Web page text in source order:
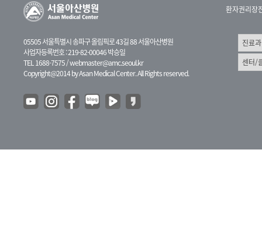
05505 서울특별시 송파구 올림픽로 43길 88 서울아산병원
사업자등록번호 : 219-82-00046 박승일
TEL 1688-7575 /webmaster@amc.seoul.kr
Copyright@2014 by Asan Medical Center. All Rights reserved.
환자권리장